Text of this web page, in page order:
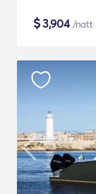
$3,904/natt